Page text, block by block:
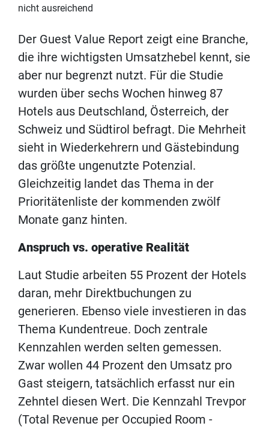
nicht ausreichend
Der Guest Value Report zeigt eine Branche,
die ihre wichtigsten Umsatzhebel kennt, sie
aber nur begrenzt nutzt. Für die Studie
wurden über sechs Wochen hinweg 87
Hotels aus Deutschland, Österreich, der
Schweiz und Südtirol befragt. Die Mehrheit
sieht in Wiederkehrern und Gästebindung
das größte ungenutzte Potenzial.
Gleichzeitig landet das Thema in der
Prioritätenliste der kommenden zwölf
Monate ganz hinten.
Anspruch vs. operative Realität
Laut Studie arbeiten 55 Prozent der Hotels
daran, mehr Direktbuchungen zu
generieren. Ebenso viele investieren in das
Thema Kundentreue. Doch zentrale
Kennzahlen werden selten gemessen.
Zwar wollen 44 Prozent den Umsatz pro
Gast steigern, tatsächlich erfasst nur ein
Zehntel diesen Wert. Die Kennzahl Trevpor
(Total Revenue per Occupied Room -